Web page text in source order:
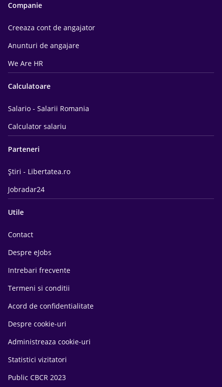
Companie
Creeaza cont de angajator
Anunturi de angajare
We Are HR
Calculatoare
Salario - Salarii Romania
Calculator salariu
Parteneri
Știri - Libertatea.ro
Jobradar24
Utile
Contact
Despre eJobs
Intrebari frecvente
Termeni si conditii
Acord de confidentialitate
Despre cookie-uri
Administreaza cookie-uri
Statistici vizitatori
Public CBCR 2023